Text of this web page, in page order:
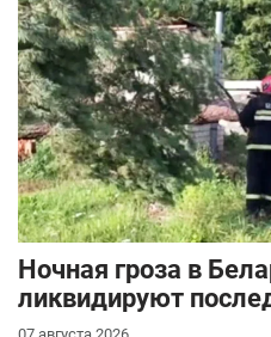
Ночная гроза в
ликвидируют
07 августа 2026